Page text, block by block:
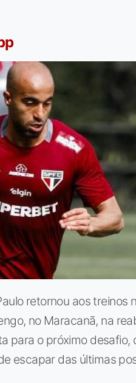
retornou aos treinos
no Maracanã, na
para o próximo desafio,
escapar das últimas